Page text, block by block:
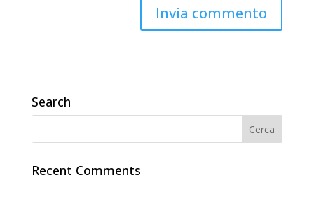
Search
Recent Comments